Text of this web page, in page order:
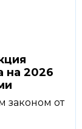
на 2026
законом от